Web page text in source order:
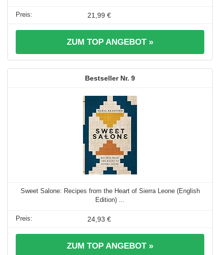
21,99 €
ZUM TOP ANGEBOT »
9
Sweet Salone: Recipes from the Heart of Sierra Leone (English
Edition) ...
24,93 €
ZUM TOP ANGEBOT »